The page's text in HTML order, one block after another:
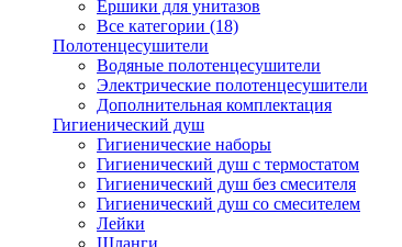
Ершики для унитазов
Все категории (18)
Полотенцесушители
Водяные полотенцесушители
Электрические полотенцесушители
Дополнительная комплектация
Гигиенический душ
Гигиенические наборы
Гигиенический душ с термостатом
Гигиенический душ без смесителя
Гигиенический душ со смесителем
Лейки
Шланги